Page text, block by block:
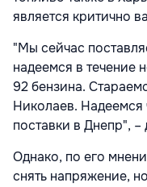
является критично
"Мы сейчас
надеемся в течение
92 бензина.
Николаев. Надеемся
поставки в Днепр",
Однако, по его
снять напряжение,